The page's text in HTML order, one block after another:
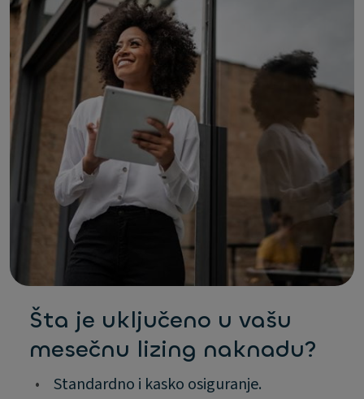
Šta je uključeno u vašu
mesečnu lizing naknadu?
•
Standardno i kasko osiguranje.